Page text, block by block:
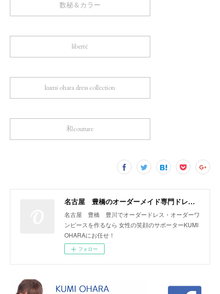
数秘＆カラー
liberté
kumi ohara dress collection
和couture
名古屋 豊橋のオーダーメイド専門ドレスデザイナー KUMI OHARA
名古屋 豊橋 豊川でオーダードレス・オーダーワ
ンピースを作るなら 女性の笑顔のサポーターKUMI
OHARAにお任せ！
フォロー